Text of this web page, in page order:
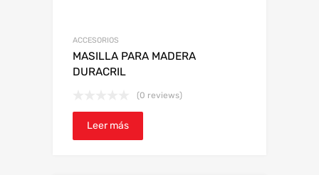
ACCESORIOS
MASILLA PARA MADERA
DURACRIL
(0 reviews)
Leer más